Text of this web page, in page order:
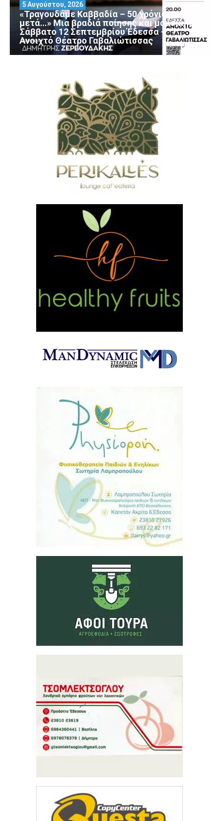
«Τραγουδάμε Καββαδία – 50 χρόνια
μετά…» Μια βραδιά ποίησης και μουσικής
Σάββατο 12 Σεπτεμβρίου Έδεσσα –
Ανοιχτό Θέατρο Γαβαλιώτισσας
5 Αυγούστου, 2026